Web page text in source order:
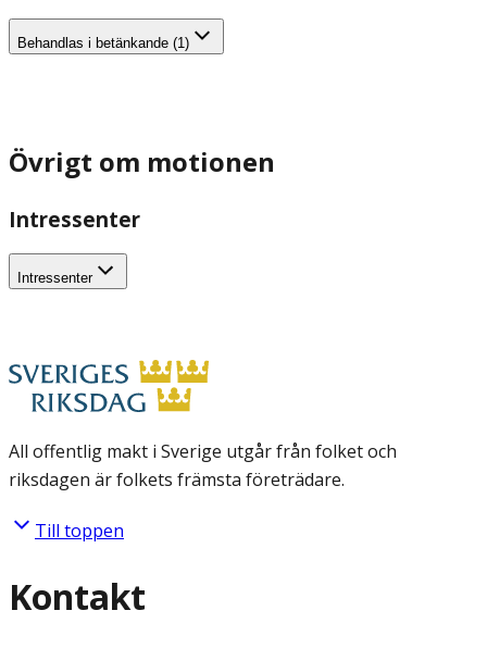
Behandlas i betänkande (1)
Övrigt om motionen
Intressenter
Intressenter
All offentlig makt i Sverige utgår från folket och
riksdagen är folkets främsta företrädare.
Till toppen
Kontakt